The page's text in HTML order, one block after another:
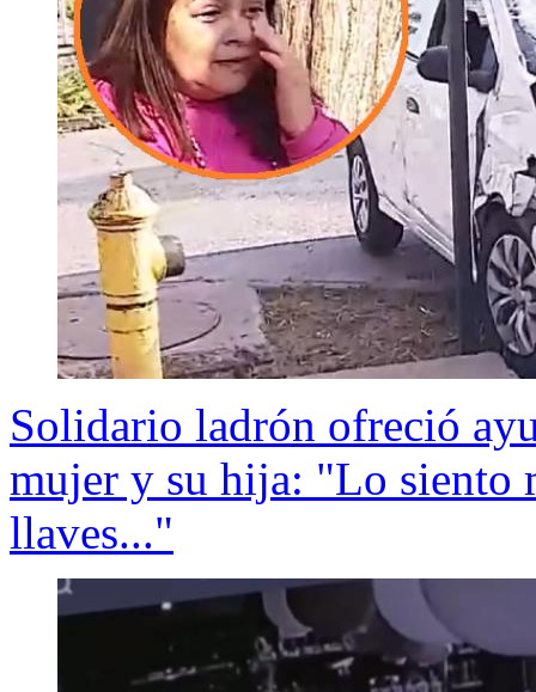
Solidario ladrón ofreció
mujer y su hija: "Lo siento
llaves..."